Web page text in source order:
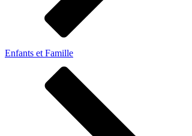
Enfants et Famille